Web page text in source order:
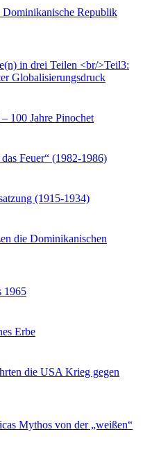
Republik
in drei Teilen <br/>Teil3:
Globalisierungsdruck
100 Jahre Pinochet
Feuer“ (1982-1986)
(1915-1934)
die Dominikanischen
1965
Erbe
die USA Krieg gegen
Mythos von der „weißen“